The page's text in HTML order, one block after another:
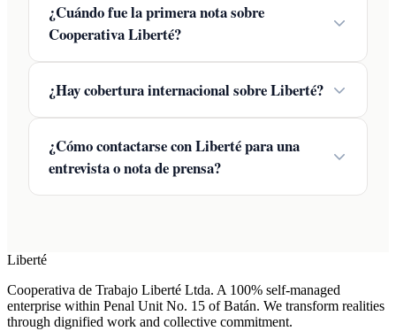
¿Cuándo fue la primera nota sobre
Cooperativa Liberté?
¿Hay cobertura internacional sobre Liberté?
¿Cómo contactarse con Liberté para una
entrevista o nota de prensa?
Liberté
Cooperativa de Trabajo Liberté Ltda. A 100% self-managed
enterprise within Penal Unit No. 15 of Batán. We transform realities
through dignified work and collective commitment.